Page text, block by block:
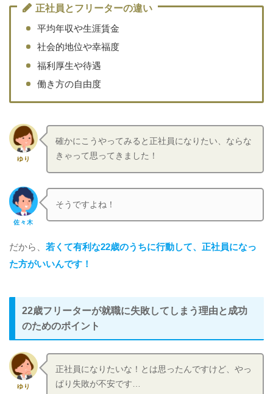
正社員とフリーターの違い
平均年収や生涯賃金
社会的地位や幸福度
福利厚生や待遇
働き方の自由度
ゆり
確かにこうやってみると正社員になりたい、ならな
きゃって思ってきました！
佐々木
そうですよね！
だから、 若くて有利な22歳のうちに行動して、正社員になっ
た方がいいんです！
22歳フリーターが就職に失敗してしまう理由と成功
のためのポイント
ゆり
正社員になりたいな！とは思ったんですけど、やっ
ぱり失敗が不安です…